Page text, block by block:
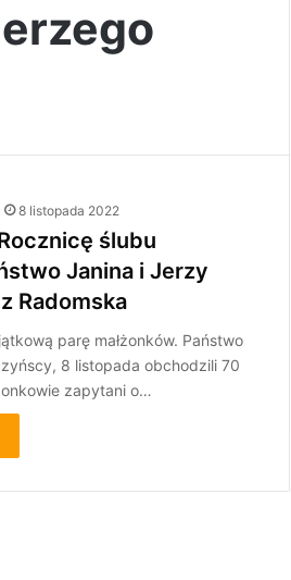
8 listopada 2022
ślubu
Janina i Jerzy
Radomska
parę małżonków. Państwo
8 listopada obchodzili 70
zapytani o…